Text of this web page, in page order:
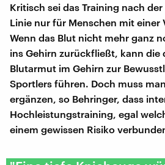
Kritisch sei das Training nach
Linie nur für Menschen mit einer
Wenn das Blut nicht mehr ganz
ins Gehirn zurückfließt, kann die
Blutarmut im Gehirn zur
Sportlers führen. Doch muss
ergänzen, so Behringer, dass
Hochleistungstraining, egal
einem gewissen Risiko